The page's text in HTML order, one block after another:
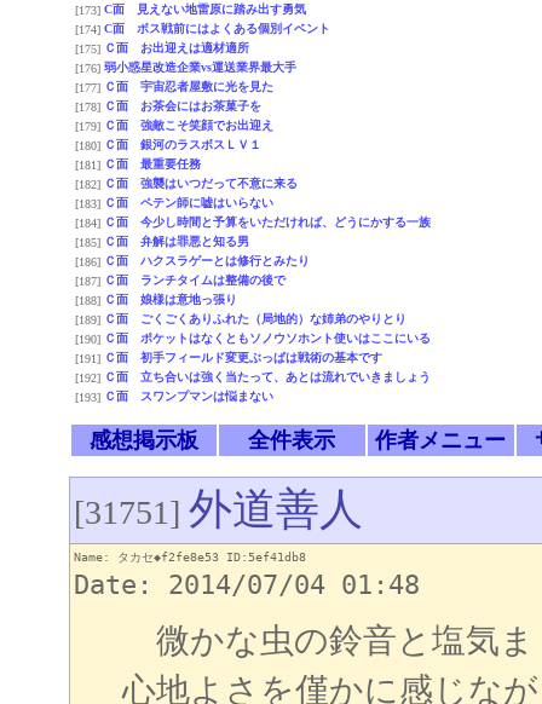
[173] C面 見えない地雷原に踏み出す勇気
[174] C面 ボス戦前にはよくある個別イベント
[175] Ｃ面 お出迎えは適材適所
[176] 弱小惑星改造企業vs運送業界最大手
[177] Ｃ面 宇宙忍者屋敷に光を見た
[178] Ｃ面 お茶会にはお茶菓子を
[179] Ｃ面 強敵こそ笑顔でお出迎え
[180] Ｃ面 銀河のラスボスＬＶ１
[181] Ｃ面 最重要任務
[182] Ｃ面 強襲はいつだって不意に来る
[183] Ｃ面 ペテン師に嘘はいらない
[184] Ｃ面 今少し時間と予算をいただければ、どうにかする一族
[185] Ｃ面 弁解は罪悪と知る男
[186] Ｃ面 ハクスラゲーとは修行とみたり
[187] Ｃ面 ランチタイムは整備の後で
[188] Ｃ面 娘様は意地っ張り
[189] Ｃ面 ごくごくありふれた（局地的）な姉弟のやりとり
[190] Ｃ面 ポケットはなくともソノウソホント使いはここにいる
[191] Ｃ面 初手フィールド変更ぶっぱは戦術の基本です
[192] Ｃ面 立ち合いは強く当たって、あとは流れでいきましょう
[193] Ｃ面 スワンプマンは悩まない
感想掲示板 全件表示 作者メニュー
[31751] 外道善人
Name: タカセ◆f2fe8e53 ID:5ef41db8
Date: 2014/07/04 01:48
微かな虫の鈴音と塩気
心地よさを僅かに感じな